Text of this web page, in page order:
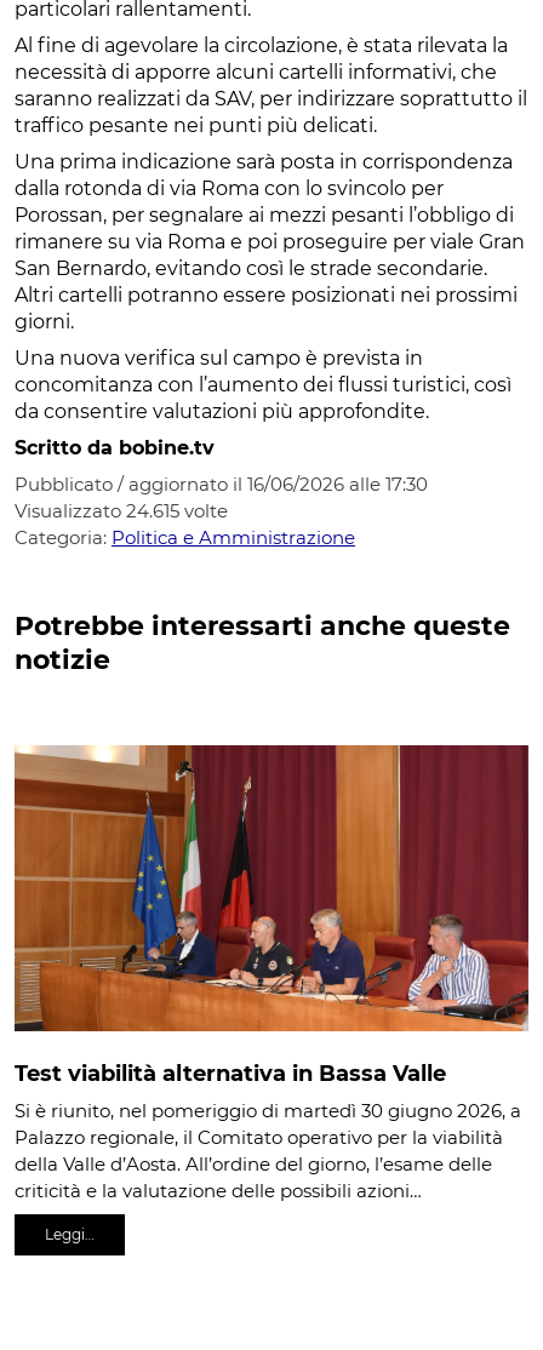
particolari rallentamenti.
Al fine di agevolare la circolazione, è stata rilevata la
necessità di apporre alcuni cartelli informativi, che
saranno realizzati da SAV, per indirizzare soprattutto il
traffico pesante nei punti più delicati.
Una prima indicazione sarà posta in corrispondenza
dalla rotonda di via Roma con lo svincolo per
Porossan, per segnalare ai mezzi pesanti l’obbligo di
rimanere su via Roma e poi proseguire per viale Gran
San Bernardo, evitando così le strade secondarie.
Altri cartelli potranno essere posizionati nei prossimi
giorni.
Una nuova verifica sul campo è prevista in
concomitanza con l’aumento dei flussi turistici, così
da consentire valutazioni più approfondite.
Scritto da bobine.tv
Pubblicato / aggiornato il 16/06/2026 alle 17:30
Visualizzato 24.615 volte
Categoria: Politica e Amministrazione
Potrebbe interessarti anche queste
notizie
Test viabilità alternativa in Bassa Valle
Si è riunito, nel pomeriggio di martedì 30 giugno 2026, a
Palazzo regionale, il Comitato operativo per la viabilità
della Valle d’Aosta. All’ordine del giorno, l’esame delle
criticità e la valutazione delle possibili azioni…
Leggi…